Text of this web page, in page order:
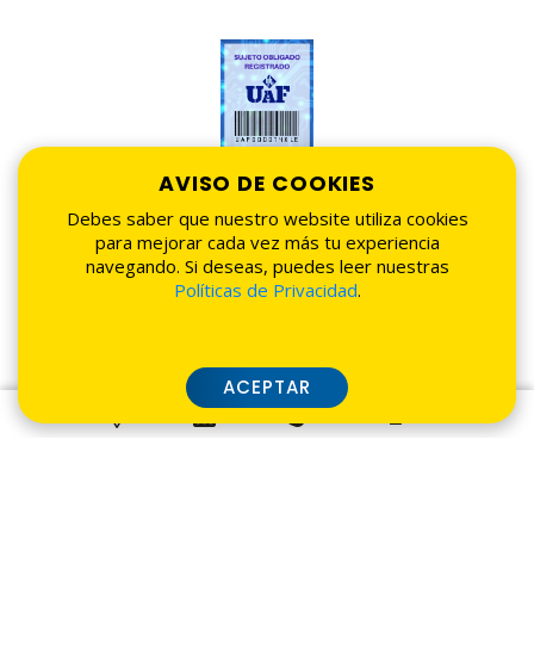
AVISO DE COOKIES
Debes saber que nuestro website utiliza cookies
para mejorar cada vez más tu experiencia
navegando. Si deseas, puedes leer nuestras
Políticas de Privacidad.
ACEPTAR